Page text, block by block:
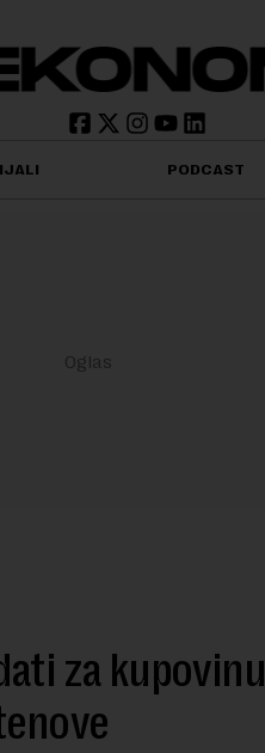
PODCAST
za kupovinu